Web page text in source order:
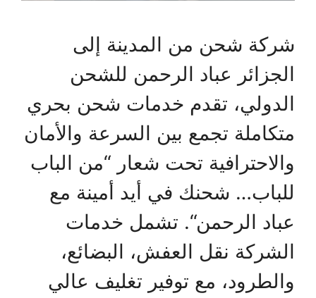
شركة شحن من المدينة إلى
الجزائر عباد الرحمن للشحن
الدولي، تقدم خدمات شحن بحري
متكاملة تجمع بين السرعة والأمان
والاحترافية تحت شعار “من الباب
للباب… شحنك في أيد أمينة مع
عباد الرحمن“. تشمل خدمات
الشركة نقل العفش، البضائع،
والطرود، مع توفير تغليف عالي